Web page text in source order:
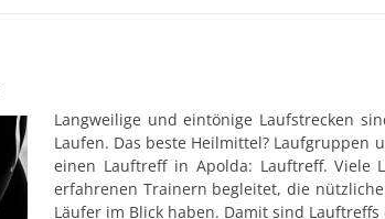
Langweilige und eintönige Laufstrecken
Laufen. Das beste Heilmittel? Laufgruppen
einen Lauftreff in Apolda: Lauftreff. Viele
erfahrenen Trainern begleitet, die
Läufer im Blick haben. Damit sind